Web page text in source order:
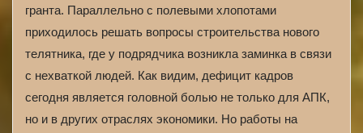
гранта. Параллельно с полевыми хлопотами
приходилось решать вопросы строительства нового
телятника, где у подрядчика возникла заминка в связи
с нехваткой людей. Как видим, дефицит кадров
сегодня является головной болью не только для АПК,
но и в других отраслях экономики. Но работы на